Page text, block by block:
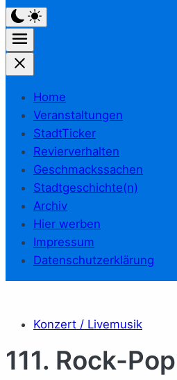
Home
Veranstaltungen
StadtTicker
Revierverhalten
Geschmackssachen
Stadtgeschichte(n)
Archiv
Hier werben
Impressum
Datenschutzerklärung
Konzert / Livemusik
111. Rock-